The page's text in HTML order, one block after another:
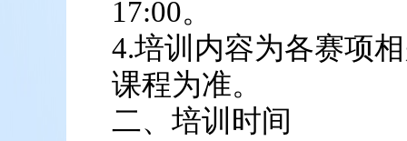
17:00。
4.培训内容为各赛项
课程为准。
二、培训时间